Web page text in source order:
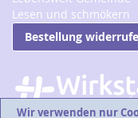
Wir verwenden nur
Lesen und schmökern
Bestellung